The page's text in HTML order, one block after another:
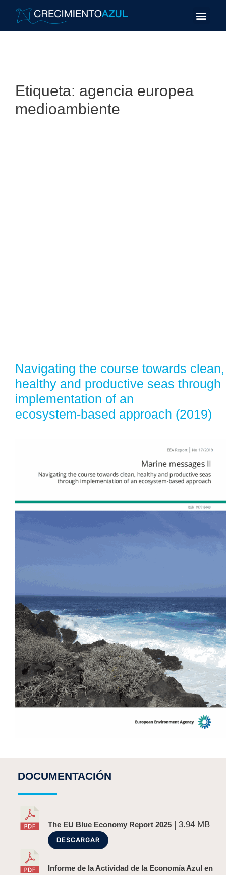
Etiqueta: agencia europea
medioambiente
Navigating the course towards clean,
healthy and productive seas through
implementation of an
ecosystem‑based approach (2019)
DOCUMENTACIÓN
The EU Blue Economy Report 2025 | 3.94 MB
DESCARGAR
Informe de la Actividad de la Economía Azul en